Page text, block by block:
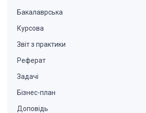
Бакалаврська
Курсова
Звіт з практики
Реферат
Задачі
Бізнес-план
Доповідь